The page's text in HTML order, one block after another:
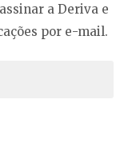
a Deriva e
por e-mail.